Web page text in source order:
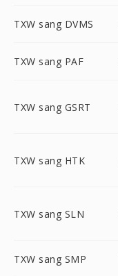
TXW sang DVMS
TXW sang PAF
TXW sang GSRT
TXW sang HTK
TXW sang SLN
TXW sang SMP